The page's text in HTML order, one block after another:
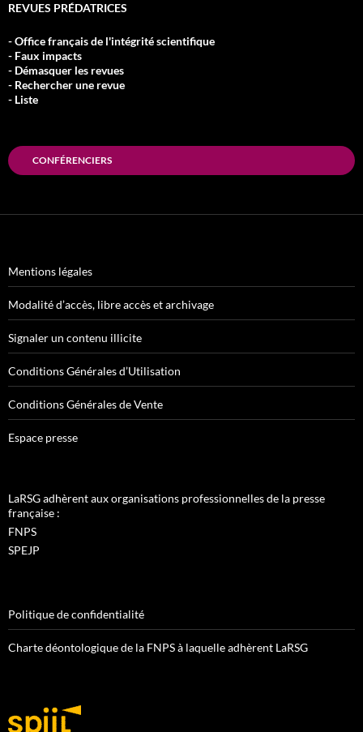
REVUES PRÉDATRICES
- Office français de l'intégrité scientifique
- Faux impacts
- Démasquer les revues
- Rechercher une revue
- Liste
CONFÉRENCIERS
Mentions légales
Modalité d’accès, libre accès et archivage
Signaler un contenu illicite
Conditions Générales d’Utilisation
Conditions Générales de Vente
Espace presse
LaRSG adhèrent aux organisations professionnelles de la presse
française :
FNPS
SPEJP
Politique de confidentialité
Charte déontologique de la FNPS à laquelle adhèrent LaRSG